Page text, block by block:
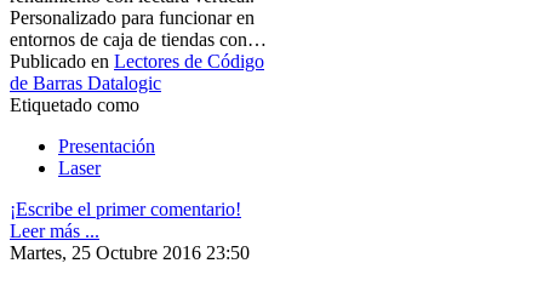
Personalizado para funcionar en
entornos de caja de tiendas con…
Publicado en Lectores de Código
de Barras Datalogic
Etiquetado como
Presentación
Laser
¡Escribe el primer comentario!
Leer más ...
Martes, 25 Octubre 2016 23:50